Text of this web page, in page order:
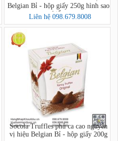
Belgian Bỉ - hộp giấy 250g hình sao
biển
Liên hệ 098.679.8008
Socola Truffles phủ ca cao nguyên
vị hiệu Belgian Bỉ - hộp giấy 200g